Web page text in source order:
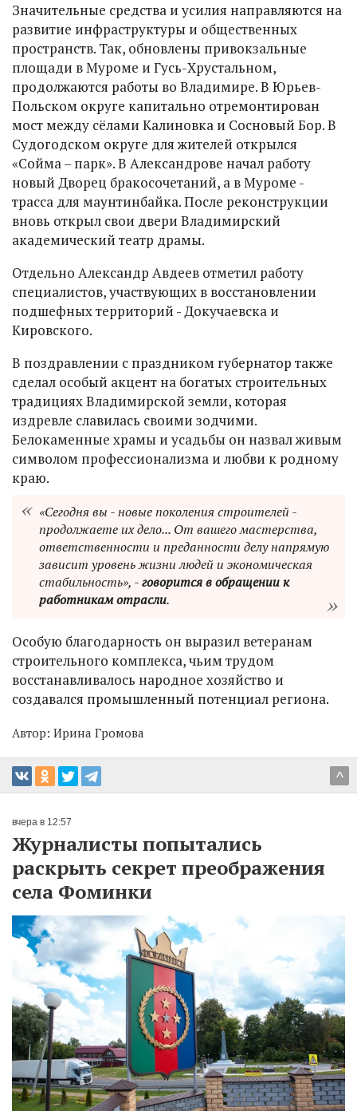
Значительные средства и усилия направляются на
развитие инфраструктуры и общественных
пространств. Так, обновлены привокзальные
площади в Муроме и Гусь-Хрустальном,
продолжаются работы во Владимире. В Юрьев-
Польском округе капитально отремонтирован
мост между сёлами Калиновка и Сосновый Бор. В
Судогодском округе для жителей открылся
«Сойма – парк». В Александрове начал работу
новый Дворец бракосочетаний, а в Муроме -
трасса для маунтинбайка. После реконструкции
вновь открыл свои двери Владимирский
академический театр драмы.
Отдельно Александр Авдеев отметил работу
специалистов, участвующих в восстановлении
подшефных территорий - Докучаевска и
Кировского.
В поздравлении с праздником губернатор также
сделал особый акцент на богатых строительных
традициях Владимирской земли, которая
издревле славилась своими зодчими.
Белокаменные храмы и усадьбы он назвал живым
символом профессионализма и любви к родному
краю.
«Сегодня вы - новые поколения строителей -
продолжаете их дело... От вашего мастерства,
ответственности и преданности делу напрямую
зависит уровень жизни людей и экономическая
стабильность», -говорится в обращении к
работникам отрасли.
Особую благодарность он выразил ветеранам
строительного комплекса, чьим трудом
восстанавливалось народное хозяйство и
создавался промышленный потенциал региона.
Автор: Ирина Громова
^
вчера в 12:57
Журналисты попытались
раскрыть секрет преображения
села Фоминки